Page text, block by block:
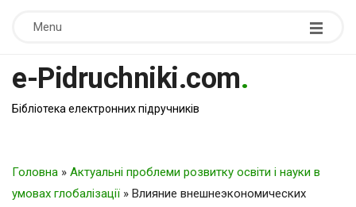
Menu
e-Pidruchniki.com.
Бібліотека електронних підручників
Головна » Актуальні проблеми розвитку освіти і науки в
умовах глобалізації » Влияние внешнеэкономических